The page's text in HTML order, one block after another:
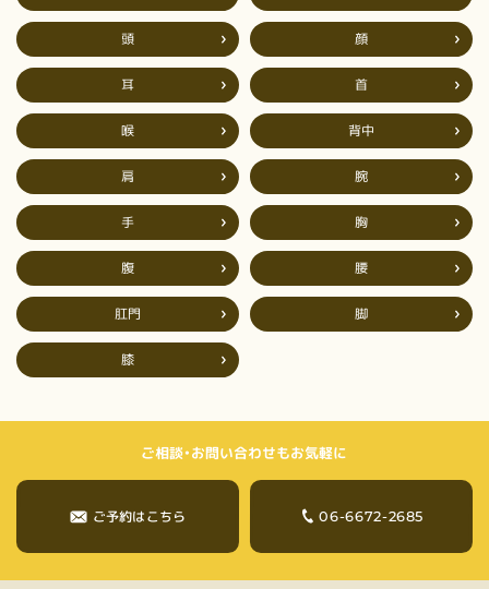
頭 顔
耳 首
喉 背中
肩 腕
手 胸
腹 腰
肛門 脚
膝
ご相談・お問い合わせもお気軽に
ご予約はこちら 06-6672-2685